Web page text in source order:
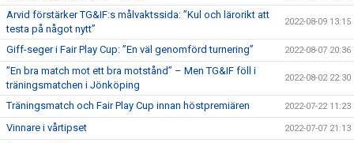
Arvid förstärker TG&IF:s målvaktssida: ”Kul och lärorikt att
testa på något nytt”
2022-08-09 13:15
Giff-seger i Fair Play Cup: ”En väl genomförd turnering” 2022-08-07 20:36
”En bra match mot ett bra motstånd” – Men TG&IF föll i
träningsmatchen i Jönköping
2022-08-02 22:30
Träningsmatch och Fair Play Cup innan höstpremiären 2022-07-22 11:23
Vinnare i vårtipset 2022-07-07 21:13